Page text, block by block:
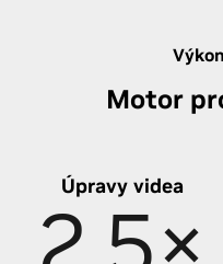
Motor
Úpravy videa